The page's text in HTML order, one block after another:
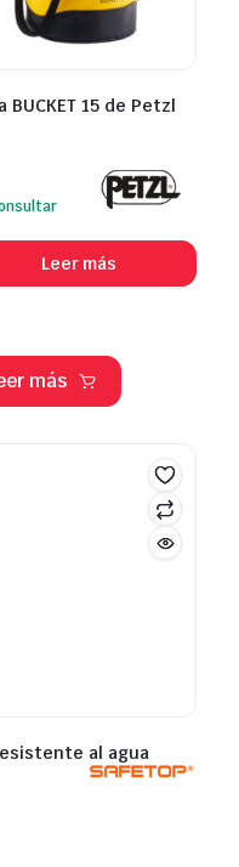
BUCKET 15 de Petzl
Leer más
más
al agua